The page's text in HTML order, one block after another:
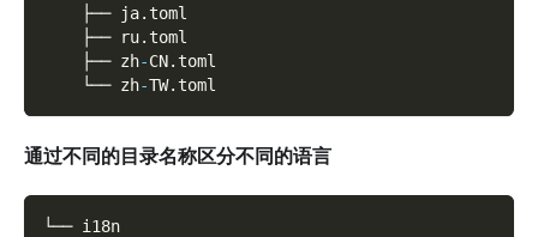
    ├── ja
. toml
    ├── ru
. toml
    ├── zh
-CN. toml
    └── zh
-TW. toml
通过不同的目录名称区分不同的语言
└── i18n